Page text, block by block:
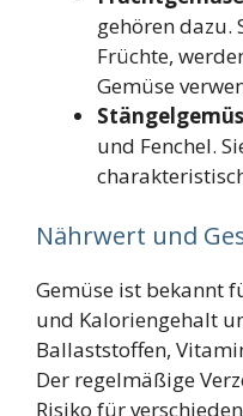
gehören dazu.
Früchte,
Gemüse
und Fenchel.
Nährwert und
Gemüse ist bekannt
und Kaloriengehalt
Ballaststoffen,
Der regelmäßige
Risiko für